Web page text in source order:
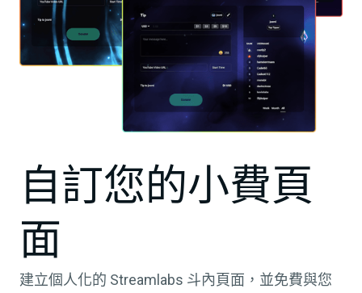
自訂您的小費頁
面
建立個人化的 Streamlabs 斗內頁面，並免費與您